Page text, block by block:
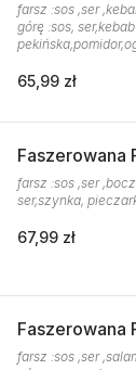
farsz :sos ,ser
górę :sos,
65,99 zł
Faszerowana
farsz :sos ,ser
ser,szynka,
67,99 zł
Faszerowana
farsz :sos ,ser